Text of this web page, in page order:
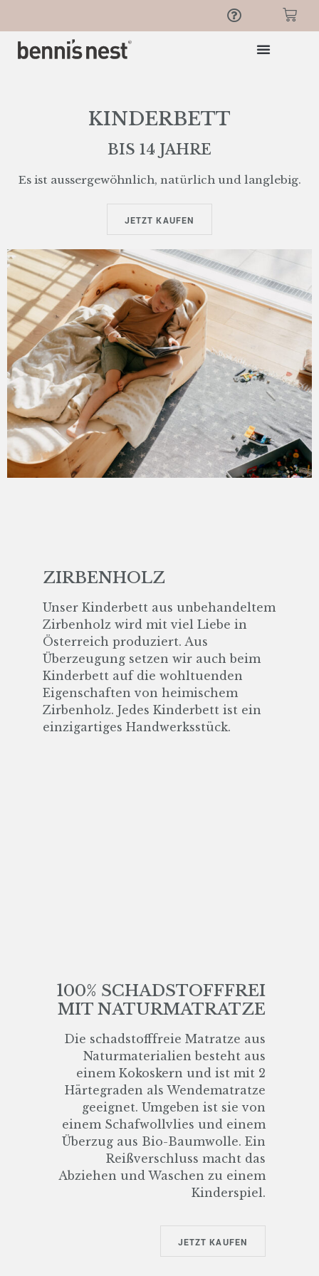
KINDERBETT
BIS 14 JAHRE
Es ist aussergewöhnlich, natürlich und langlebig.
JETZT KAUFEN
ZIRBENHOLZ
Unser Kinderbett aus unbehandeltem
Zirbenholz wird mit viel Liebe in
Österreich produziert. Aus
Überzeugung setzen wir auch beim
Kinderbett auf die wohltuenden
Eigenschaften von heimischem
Zirbenholz. Jedes Kinderbett ist ein
einzigartiges Handwerksstück.
100% SCHADSTOFFFREI
MIT NATURMATRATZE
Die schadstofffreie Matratze aus
Naturmaterialien besteht aus
einem Kokoskern und ist mit 2
Härtegraden als Wendematratze
geeignet. Umgeben ist sie von
einem Schafwollvlies und einem
Überzug aus Bio-Baumwolle. Ein
Reißverschluss macht das
Abziehen und Waschen zu einem
Kinderspiel.
JETZT KAUFEN